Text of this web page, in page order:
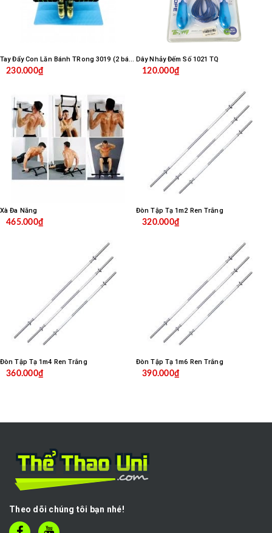
Tay Đẩy Con Lăn Bánh TRong 3019 (2 bánh)
230.000₫
Dây Nhảy Đếm Số 1021 TQ
120.000₫
Xà Đa Năng
465.000₫
Đòn Tập Tạ 1m2 Ren Trắng
320.000₫
Đòn Tập Tạ 1m4 Ren Trắng
360.000₫
Đòn Tập Tạ 1m6 Ren Trắng
390.000₫
Theo dõi chúng tôi bạn nhé!